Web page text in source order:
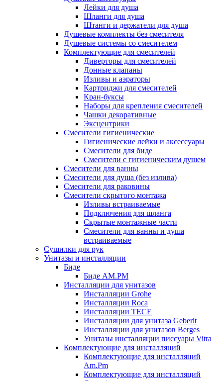
Лейки для душа
Шланги для душа
Штанги и держатели для душа
Душевые комплекты без смесителя
Душевые системы со смесителем
Комплектующие для смесителей
Диверторы для смесителей
Донные клапаны
Изливы и аэраторы
Картриджи для смесителей
Кран-буксы
Наборы для крепления смесителей
Чашки декоративные
Эксцентрики
Смесители гигиенические
Гигиенические лейки и аксессуары
Смесители для биде
Смесители с гигиеническим душем
Смесители для ванны
Смесители для душа (без излива)
Смесители для раковины
Смесители скрытого монтажа
Изливы встраиваемые
Подключения для шланга
Скрытые монтажные части
Смесители для ванны и душа
встраиваемые
Сушилки для рук
Унитазы и инсталляции
Биде
Биде AM.PM
Инсталляции для унитазов
Инсталляции Grohe
Инсталляции Roca
Инсталляции TECE
Инсталляции для унитаза Geberit
Инсталляции для унитазов Berges
Унитазы инсталляции писсуары Vitra
Комплектующие для инсталляций
Комплектующие для инсталляций
Am.Pm
Комплектующие для инсталляций